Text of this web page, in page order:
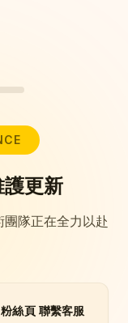
更新
隊正在全力以赴
絲頁 聯繫客服